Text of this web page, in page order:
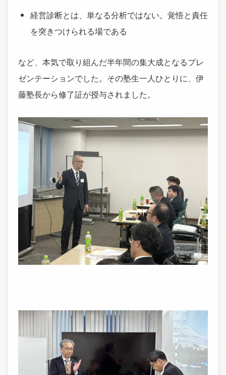
経営診断とは、単なる分析ではない。覚悟と責任
を突きつけられる場である
など、本気で取り組んだ半年間の集大成となるプレ
ゼンテーションでした。その塾生一人ひとりに、伊
藤塾長から修了証が授与されました。